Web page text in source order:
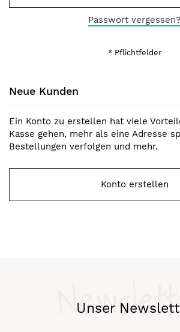
Passwort vergessen?
Neue Kunden
Ein Konto zu erstellen hat viele
Kasse gehen, mehr als eine Adresse
Bestellungen verfolgen und mehr.
Konto erstellen
Unser